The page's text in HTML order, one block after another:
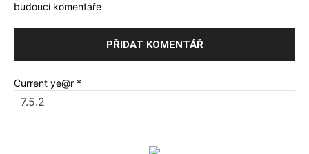
budoucí komentáře
Current ye@r *